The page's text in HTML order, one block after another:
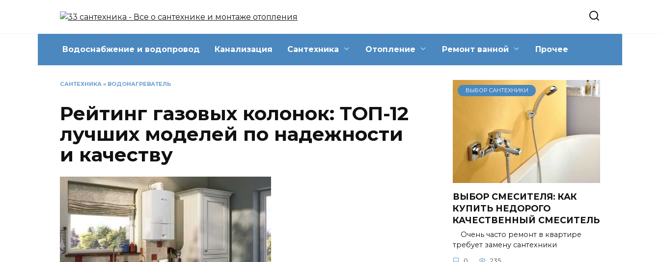
Водоснабжение и водопровод Канализация Сантехника Отопление Ремонт ванной Прочее
САНТЕХНИКА » ВОДОНАГРЕВАТЕЛЬ
Рейтинг газовых колонок: ТОП-12
лучших моделей по надежности
и качеству
ВЫБОР САНТЕХНИКИ
ВЫБОР СМЕСИТЕЛЯ: КАК
КУПИТЬ НЕДОРОГО
КАЧЕСТВЕННЫЙ СМЕСИТЕЛЬ
Очень часто ремонт в квартире
требует замену сантехники